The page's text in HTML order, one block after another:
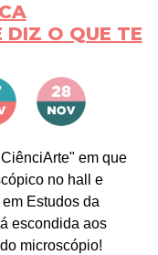
DIZ O QUE TE
em que
no hall e
Estudos da
escondida aos
microscópio!